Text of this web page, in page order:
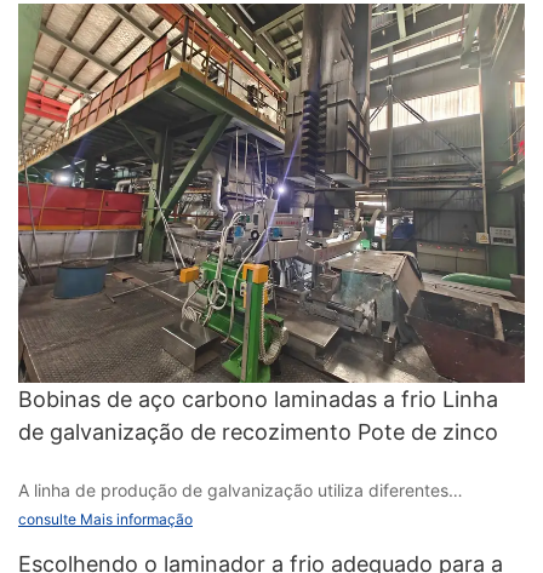
Bobinas de aço carbono laminadas a frio Linha
de galvanização de recozimento Pote de zinco
A linha de produção de galvanização utiliza diferentes
requisitos de parâmetros de processo na produção real devido
tipos principais de componentes líquidos de zinco: 1.GI, zinco
consulte Mais informação
Escolhendo o laminador a frio adequado para a